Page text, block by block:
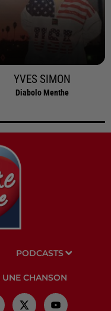
YVES SIMON
Diabolo Menthe
PODCASTS
UNE CHANSON